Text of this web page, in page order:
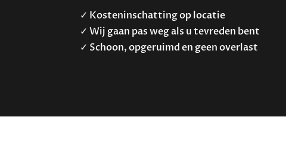
✓ Kosteninschatting op locatie
✓ Wij gaan pas weg als u tevreden bent
✓ Schoon, opgeruimd en geen overlast